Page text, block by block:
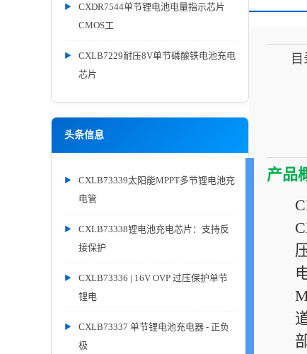
CXDR7544单节锂电池电量指示芯片
CMOS工
CXLB7229耐压8V单节磷酸铁电池充电
芯片
头条信息
CXLB73339太阳能MPPT多节锂电池充
电管
CXLB73338锂电池充电芯片：支持反
接保护
CXLB73336 | 16V OVP 过压保护单节
锂电
CXLB73337 单节锂电池充电器 - 正负
极
目
产品